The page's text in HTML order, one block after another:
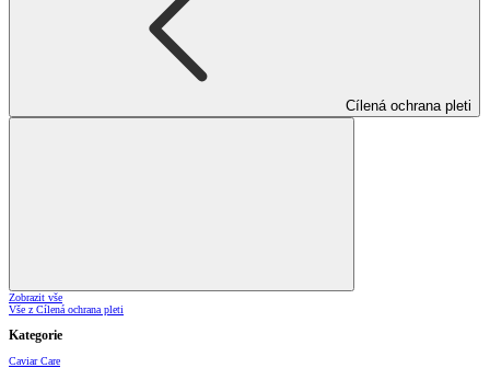
Cílená ochrana pleti
Zobrazit vše
Vše z Cílená ochrana pleti
Kategorie
Caviar Care